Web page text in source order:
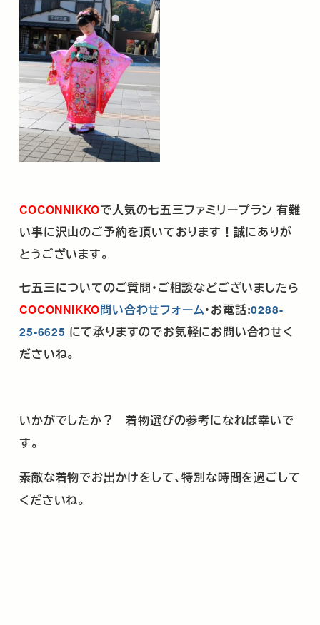
COCONNIKKOで人気の七五三ファミリープラン 有難
い事に沢山のご予約を頂いております！誠にありが
とうございます。
七五三についてのご質問・ご相談などございましたら
COCONNIKKO問い合わせフォーム・お電話:0288-
25-6625 にて承りますのでお気軽にお問い合わせく
ださいね。
いかがでしたか？ 着物選びの参考になれば幸いで
す。
素敵な着物でお出かけをして、特別な時間を過ごして
くださいね。